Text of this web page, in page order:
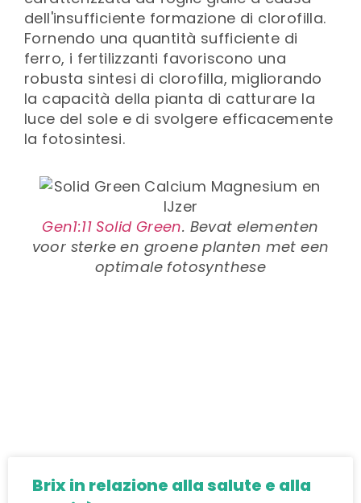
dell'insufficiente formazione di clorofilla.
Fornendo una quantità sufficiente di
ferro, i fertilizzanti favoriscono una
robusta sintesi di clorofilla, migliorando
la capacità della pianta di catturare la
luce del sole e di svolgere efficacemente
la fotosintesi.
Gen1:11 Solid Green. Bevat elementen
voor sterke en groene planten met een
optimale fotosynthese
Brix in relazione alla salute e alla